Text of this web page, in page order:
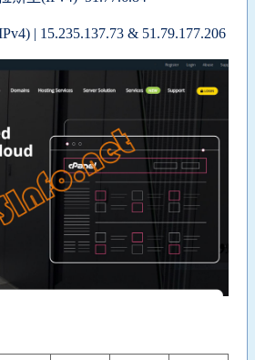
| 15.235.137.73 & 51.79.177.206